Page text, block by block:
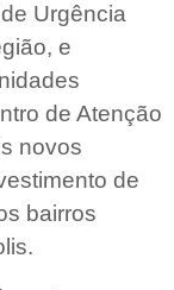
Urgência
e
de Atenção
novos
de
bairros